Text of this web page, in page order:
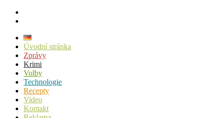
Úvodní stránka
Zprávy
Krimi
Volby
Technologie
Recepty
Video
Kontakt